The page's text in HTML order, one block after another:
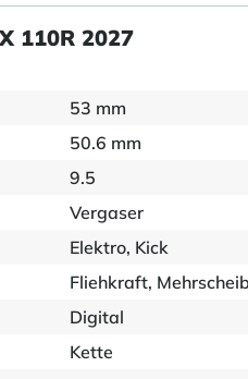
110R 2027
53 mm
50.6 mm
9.5
Vergaser
Elektro, Kick
Fliehkraft,
Digital
Kette